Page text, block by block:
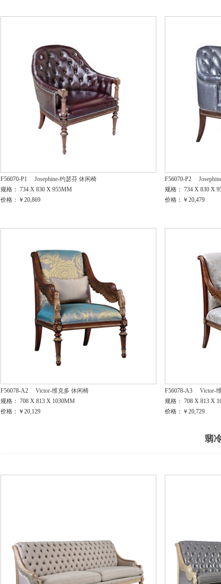
F56070-P1
Josephine-约瑟芬 休闲椅
规格： 734 X 830 X 955MM
价格：￥20,869
F56070-P2
规格： 734 X 830 X
价格：￥20,479
F56078-A2
Victor-维克多 休闲椅
规格： 708 X 813 X 1030MM
价格：￥20,129
F56078-A3
Victor-
规格： 708 X 813 X
价格：￥20,729
翡